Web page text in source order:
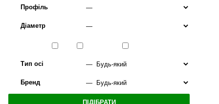
Профіль
Діаметр
Тип осі
Бренд